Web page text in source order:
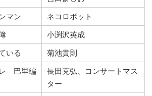
マン
ネコロボット
小渕沢英成
いる
菊池貴則
巴里編
長田克弘、コンサートマス
ター